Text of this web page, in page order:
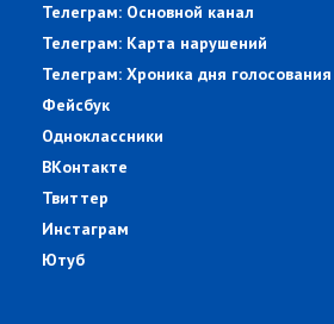
Телеграм: Основной канал
Телеграм: Карта нарушений
Телеграм: Хроника дня голосования
Фейсбук
Одноклассники
ВКонтакте
Твиттер
Инстаграм
Ютуб